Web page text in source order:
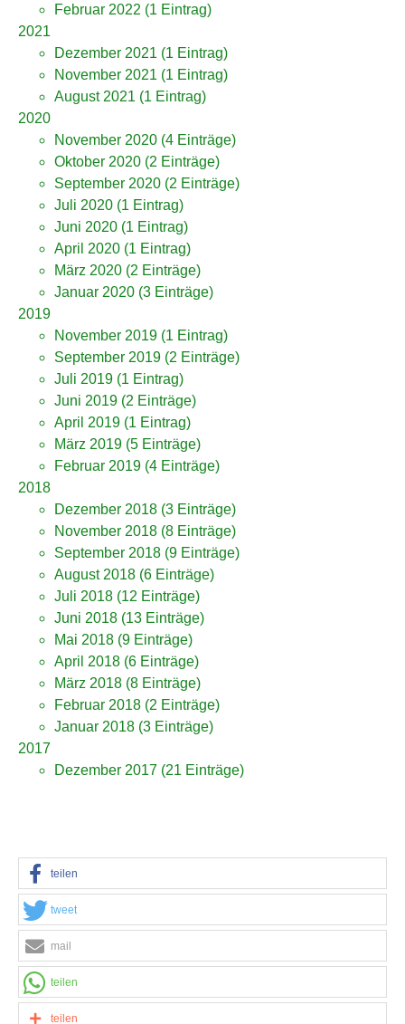
Februar 2022 (1 Eintrag)
2021
Dezember 2021 (1 Eintrag)
November 2021 (1 Eintrag)
August 2021 (1 Eintrag)
2020
November 2020 (4 Einträge)
Oktober 2020 (2 Einträge)
September 2020 (2 Einträge)
Juli 2020 (1 Eintrag)
Juni 2020 (1 Eintrag)
April 2020 (1 Eintrag)
März 2020 (2 Einträge)
Januar 2020 (3 Einträge)
2019
November 2019 (1 Eintrag)
September 2019 (2 Einträge)
Juli 2019 (1 Eintrag)
Juni 2019 (2 Einträge)
April 2019 (1 Eintrag)
März 2019 (5 Einträge)
Februar 2019 (4 Einträge)
2018
Dezember 2018 (3 Einträge)
November 2018 (8 Einträge)
September 2018 (9 Einträge)
August 2018 (6 Einträge)
Juli 2018 (12 Einträge)
Juni 2018 (13 Einträge)
Mai 2018 (9 Einträge)
April 2018 (6 Einträge)
März 2018 (8 Einträge)
Februar 2018 (2 Einträge)
Januar 2018 (3 Einträge)
2017
Dezember 2017 (21 Einträge)
teilen
tweet
mail
teilen
teilen